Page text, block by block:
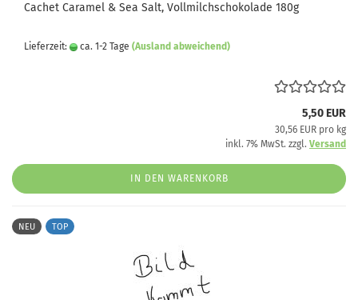
Cachet Caramel & Sea Salt, Vollmilchschokolade 180g
Lieferzeit: ca. 1-2 Tage (Ausland abweichend)
5,50 EUR
30,56 EUR pro kg
inkl. 7% MwSt. zzgl. Versand
IN DEN WARENKORB
NEU TOP